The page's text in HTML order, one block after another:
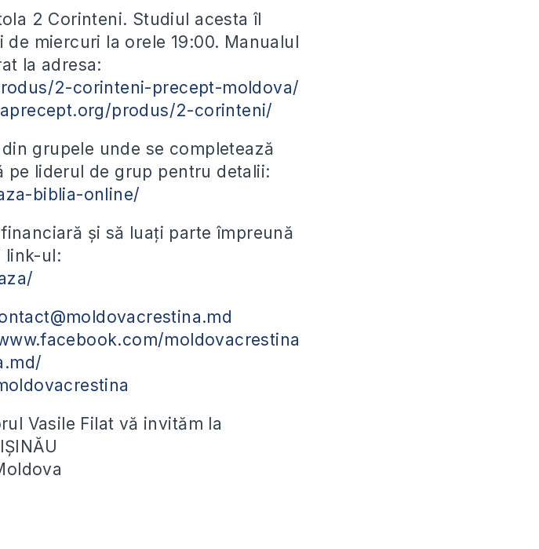
2 Corinteni. Studiul acesta îl
miercuri la orele 19:00. Manualul
la adresa:
2-corinteni-precept-moldova/
produs/2-corinteni/
grupele unde se completează
pe liderul de grup pentru detalii:
biblia-online/
și să luați parte împreună
link-ul:
moldovacrestina
Vasile Filat vă invităm la